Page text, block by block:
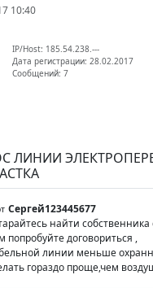
10:40
IP/Host: 185.54.238.---
Дата регистрации: 28.02.2017
Сообщений: 7
ЛИНИИ
Сергей123445677
найти собственника
попробуйте договориться ,
линии меньше
гораздо проще,чем